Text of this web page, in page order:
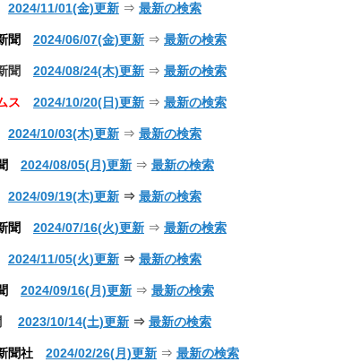
2024/11/01(金)更新 ⇒ 最新の検索
聞 2024/06/07(金)更新 ⇒ 最新の検索
聞 2024/08/24(木)更新 ⇒ 最新の検索
ス 2024/10/20(日)更新 ⇒ 最新の検索
2024/10/03(木)更新 ⇒ 最新の検索
2024/08/05(月)更新 ⇒ 最新の検索
2024/09/19(木)更新 ⇒ 最新の検索
聞 2024/07/16(火)更新 ⇒ 最新の検索
2024/11/05(火)更新 ⇒ 最新の検索
2024/09/16(月)更新 ⇒ 最新の検索
2023/10/14(土)更新 ⇒ 最新の検索
聞社 2024/02/26(月)更新 ⇒ 最新の検索